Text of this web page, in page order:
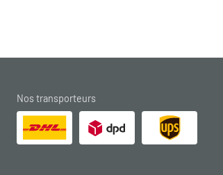
Nos transporteurs